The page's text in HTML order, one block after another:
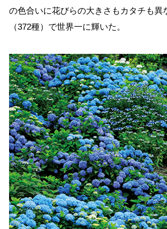
の色合いに花びらの大きさもカタチも
（372種）で世界一に輝いた。